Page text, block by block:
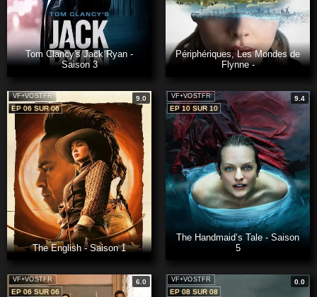
Tom Clancy's Jack Ryan -
Saison 3
Périphériques, Les Mondes de
Flynne -
VF+VOSTFR
9.0
EP 06 SUR 06
The English - Saison 1
VF+VOSTFR
9.4
EP 10 SUR 10
The Handmaid’s Tale - Saison
5
VF+VOSTFR
6.0
EP 06 SUR 06
VF+VOSTFR
0.0
EP 08 SUR 08